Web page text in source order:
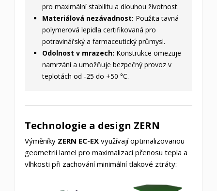
pro maximální stabilitu a dlouhou životnost.
Materiálová nezávadnost: Použita tavná
polymerová lepidla certifikovaná pro
potravinářský a farmaceutický průmysl.
Odolnost v mrazech: Konstrukce omezuje
namrzání a umožňuje bezpečný provoz v
teplotách od -25 do +50 °C.
Technologie a design ZERN
Výměníky ZERN EC-EX využívají optimalizovanou
geometrii lamel pro maximalizaci přenosu tepla a
vlhkosti při zachování minimální tlakové ztráty: